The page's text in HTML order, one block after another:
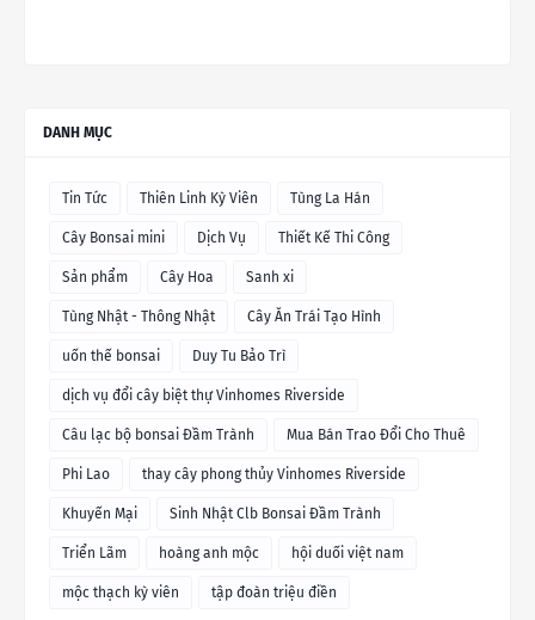
DANH MỤC
Tin Tức Thiên Linh Kỳ Viên Tùng La Hán
Cây Bonsai mini Dịch Vụ Thiết Kế Thi Công
Sản phẩm Cây Hoa Sanh xi
Tùng Nhật - Thông Nhật Cây Ăn Trái Tạo Hình
uốn thế bonsai Duy Tu Bảo Trì
dịch vụ đổi cây biệt thự Vinhomes Riverside
Câu lạc bộ bonsai Đầm Trành Mua Bán Trao Đổi Cho Thuê
Phi Lao thay cây phong thủy Vinhomes Riverside
Khuyến Mại Sinh Nhật Clb Bonsai Đầm Trành
Triển Lãm hoàng anh mộc hội duối việt nam
mộc thạch kỳ viên tập đoàn triệu điền